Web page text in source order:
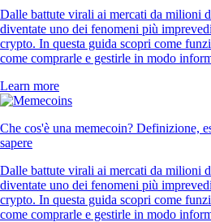
Dalle battute virali ai mercati da milioni
diventate uno dei fenomeni più
crypto. In questa guida scopri come
come comprarle e gestirle in modo
Learn more
Che cos'è una memecoin? Definizione,
sapere
Dalle battute virali ai mercati da milioni
diventate uno dei fenomeni più
crypto. In questa guida scopri come
come comprarle e gestirle in modo